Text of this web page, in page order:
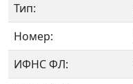
Тип:
Номер:
ИФНС ФЛ: